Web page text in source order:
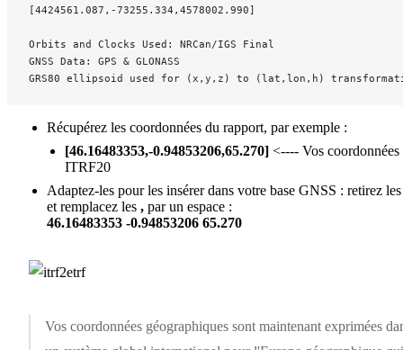
[4424561.087,-73255.334,4578002.990]
Orbits and Clocks Used: NRCan/IGS Final
GNSS Data: GPS & GLONASS
GRS80 ellipsoid used for (x,y,z) to (lat,lon,h)
Récupérez les coordonnées du rapport, par exemple :
[46.16483353,-0.94853206,65.270] <---- Vos coordonnées
ITRF20
Adaptez-les pour les insérer dans votre base GNSS : retirez
et remplacez les , par un espace :
46.16483353 -0.94853206 65.270
Vos coordonnées géographiques sont maintenant exprimées